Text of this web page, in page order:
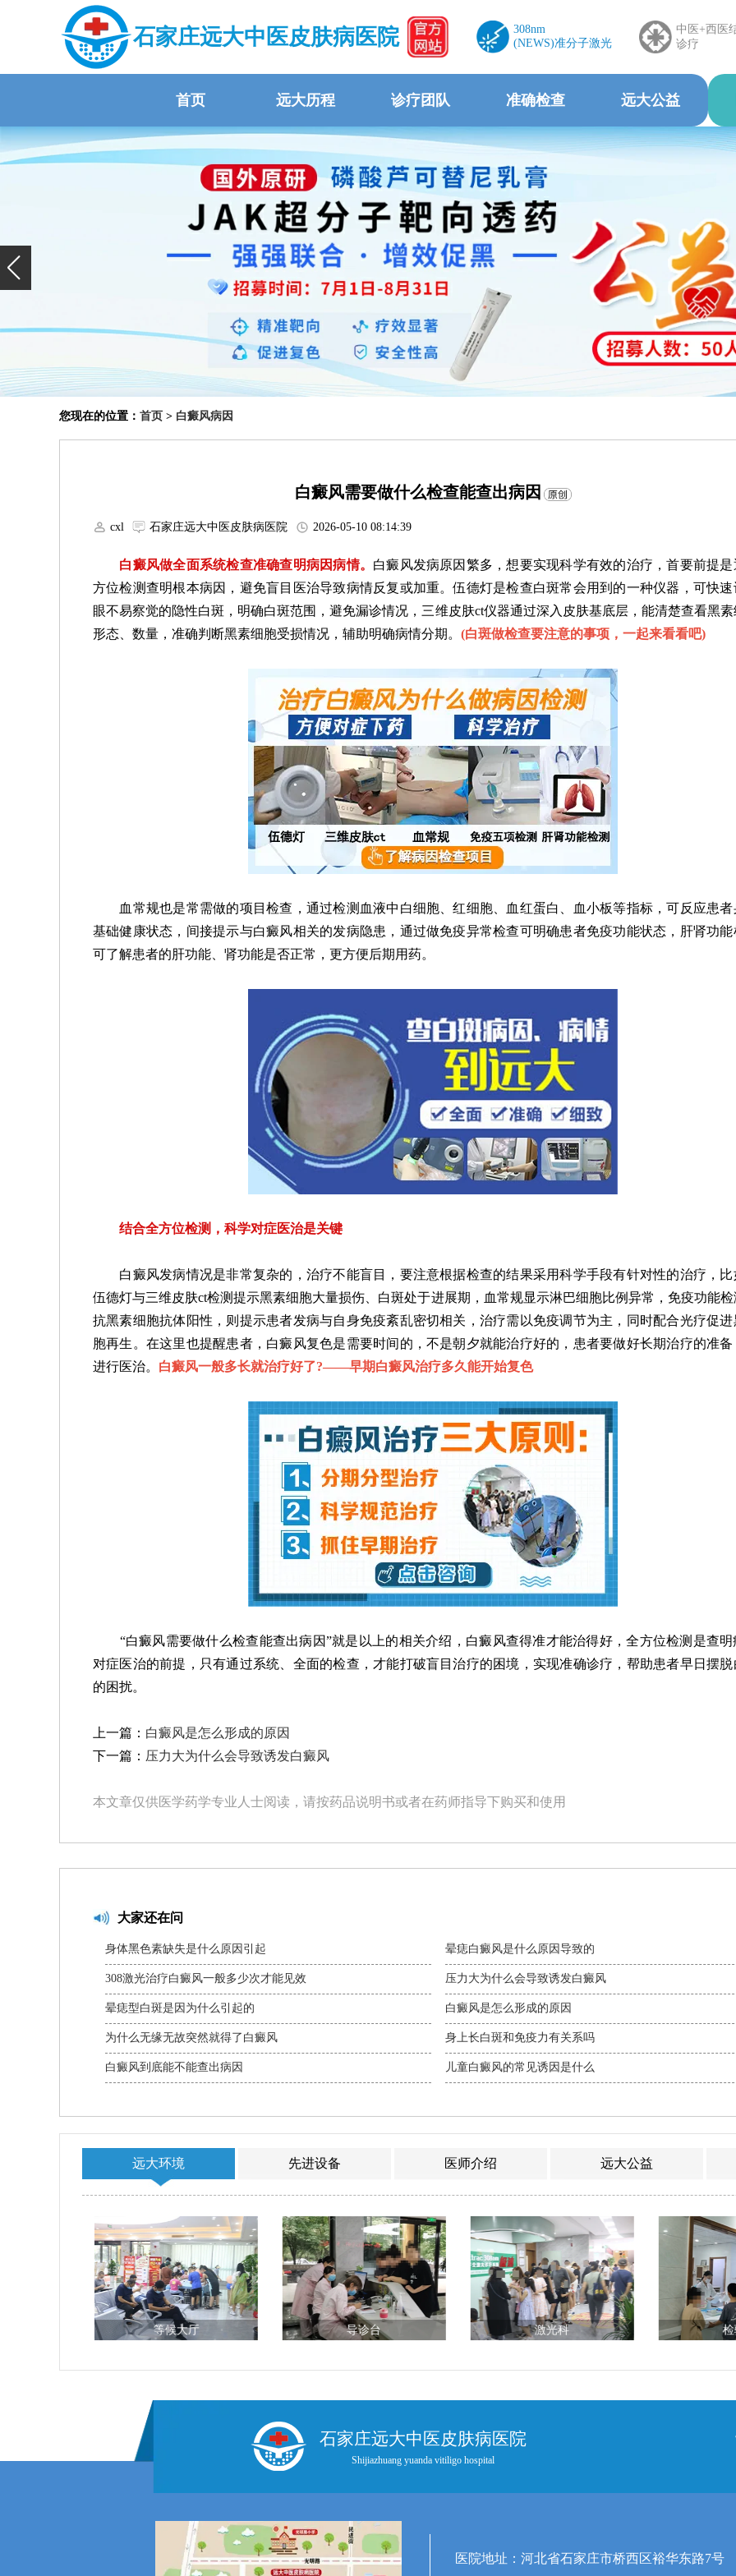
石家庄远大中医皮肤病医院
308nm
(NEWS)准分子激光
中医+西医
诊疗
首页 远大历程 诊疗团队 准确检查 远大公益
您现在的位置： 首页 > 白癜风病因
白癜风需要做什么检查能查出病因
cxl 石家庄远大中医皮肤病医院 2026-05-10 08:14:39
白癜风做全面系统检查准确查明病因病情。 白癜风发病原因繁多，想要实现科学有效的治疗，首要前提是
方位检测查明根本病因，避免盲目医治导致病情反复或加重。伍德灯是检查白斑常会用到的一种仪器，可快速
眼不易察觉的隐性白斑，明确白斑范围，避免漏诊情况，三维皮肤ct仪器通过深入皮肤基底层，能清楚查看黑素
形态、数量，准确判断黑素细胞受损情况，辅助明确病情分期。 (白斑做检查要注意的事项，一起来看看吧)
血常规也是常需做的项目检查，通过检测血液中白细胞、红细胞、血红蛋白、血小板等指标，可反应患者
基础健康状态，间接提示与白癜风相关的发病隐患，通过做免疫异常检查可明确患者免疫功能状态，肝肾功能
可了解患者的肝功能、肾功能是否正常，更方便后期用药。
结合全方位检测，科学对症医治是关键
白癜风发病情况是非常复杂的，治疗不能盲目，要注意根据检查的结果采用科学手段有针对性的治疗，比
伍德灯与三维皮肤ct检测提示黑素细胞大量损伤、白斑处于进展期，血常规显示淋巴细胞比例异常，免疫功能
抗黑素细胞抗体阳性，则提示患者发病与自身免疫紊乱密切相关，治疗需以免疫调节为主，同时配合光疗促进
胞再生。在这里也提醒患者，白癜风复色是需要时间的，不是朝夕就能治疗好的，患者要做好长期治疗的准备
进行医治。 白癜风一般多长就治疗好了?——早期白癜风治疗多久能开始复色
“白癜风需要做什么检查能查出病因”就是以上的相关介绍，白癜风查得准才能治得好，全方位检测是查明
对症医治的前提，只有通过系统、全面的检查，才能打破盲目治疗的困境，实现准确诊疗，帮助患者早日摆脱
的困扰。
上一篇： 白癜风是怎么形成的原因
下一篇： 压力大为什么会导致诱发白癜风
本文章仅供医学药学专业人士阅读，请按药品说明书或者在药师指导下购买和使用
大家还在问
身体黑色素缺失是什么原因引起
308激光治疗白癜风一般多少次才能见效
晕痣型白斑是因为什么引起的
为什么无缘无故突然就得了白癜风
白癜风到底能不能查出病因
晕痣白癜风是什么原因导致的
压力大为什么会导致诱发白癜风
白癜风是怎么形成的原因
身上长白斑和免疫力有关系吗
儿童白癜风的常见诱因是什么
远大环境 先进设备 医师介绍 远大公益
等候大厅 导诊台 激光科
石家庄远大中医皮肤病医院
Shijiazhuang yuanda vitiligo hospital
医院地址：河北省石家庄市桥西区裕华东路7号